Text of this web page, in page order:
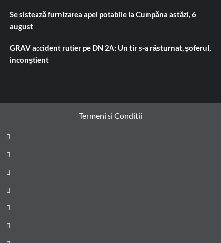
Se sistează furnizarea apei potabile la Cumpăna astăzi, 6
august
GRAV accident rutier pe DN 2A: Un tir s-a răsturnat, șoferul,
inconștient
Termeni si Conditii
Prima
pagină
Știri
de
ultima
Administrație
locală
Actualitate
Justiție
Cultura